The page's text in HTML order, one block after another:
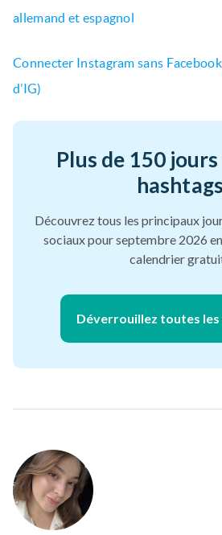
allemand et espagnol
Connecter Instagram sans
d’IG)
Plus de 150
hashtags
Découvrez tous les principaux
sociaux pour septembre 2026
calendrier
Déverrouillez toutes les